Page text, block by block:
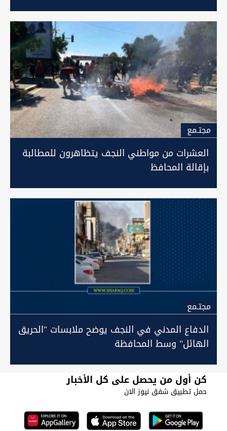
مجتـمع
العشرات من مواطني النجف يتظاهرون للمطالبة
بإقالة المحافظ
مجتـمع
الدفاع المدني في النجف يوضح ملابسات "الحريق
الهائل" وسط المحافظة
كن أول من يحصل على كل الأخبار
حمل تطبيق شفق نيوز الان